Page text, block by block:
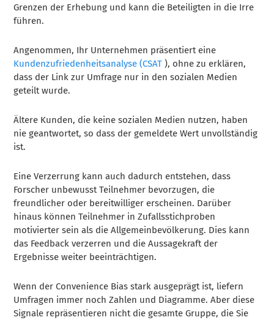
Grenzen der Erhebung und kann die Beteiligten in die Irre
führen.
Angenommen, Ihr Unternehmen präsentiert eine
Kundenzufriedenheitsanalyse (CSAT ), ohne zu erklären,
dass der Link zur Umfrage nur in den sozialen Medien
geteilt wurde.
Ältere Kunden, die keine sozialen Medien nutzen, haben
nie geantwortet, so dass der gemeldete Wert unvollständig
ist.
Eine Verzerrung kann auch dadurch entstehen, dass
Forscher unbewusst Teilnehmer bevorzugen, die
freundlicher oder bereitwilliger erscheinen. Darüber
hinaus können Teilnehmer in Zufallsstichproben
motivierter sein als die Allgemeinbevölkerung. Dies kann
das Feedback verzerren und die Aussagekraft der
Ergebnisse weiter beeinträchtigen.
Wenn der Convenience Bias stark ausgeprägt ist, liefern
Umfragen immer noch Zahlen und Diagramme. Aber diese
Signale repräsentieren nicht die gesamte Gruppe, die Sie